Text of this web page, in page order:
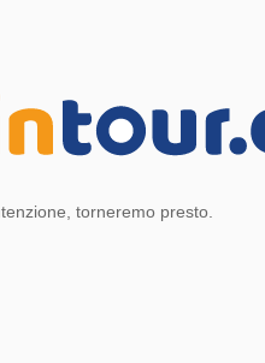
torneremo presto.